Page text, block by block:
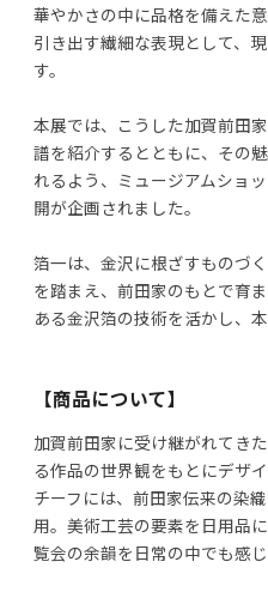
華やかさの中に品格を備えた
引き出す繊細な表現として、
す。
本展では、こうした加賀前田
譜を紹介するとともに、その
れるよう、ミュージアムショ
開が企画されました。
箔一は、金沢に根ざすものづ
を踏まえ、前田家のもとで育
ある金沢箔の技術を活かし、
【商品について】
加賀前田家に受け継がれてき
る作品の世界観をもとにデザ
チーフには、前田家伝来の染
用。美術工芸の要素を日用品
覧会の余韻を日常の中でも感